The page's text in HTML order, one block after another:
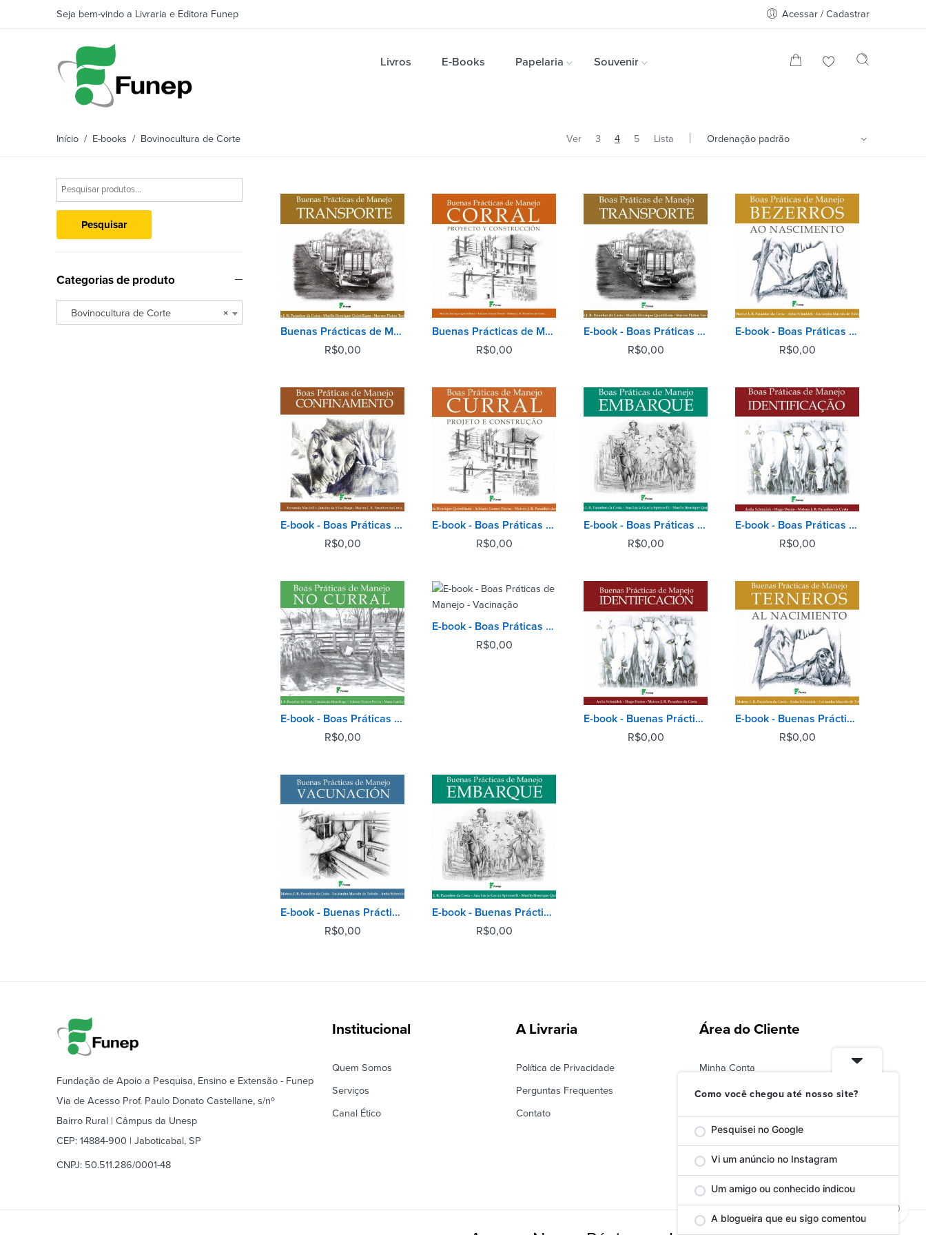
Seja bem-vindo a Livraria e Editora Funep Acessar / Cadastrar
Livros E-Books Papelaria Souvenir
Início / E-books / Bovinocultura de Corte Ver 3 4 5 Lista
Buenas Prácticas de Manejo - Transporte
R$0,00
Buenas Prácticas de Manejo Corral - Proyecto y Construccíon
R$0,00
E-book - Boas Práticas de Manejo - Transporte
R$0,00
E-book - Boas Práticas de Manejo - Bezerros ao Nascimento
R$0,00
E-book - Boas Práticas de Manejo - Confinamento
R$0,00
E-book - Boas Práticas de Manejo - Curral: Projeto e Construção
R$0,00
E-book - Boas Práticas de Manejo - Embarque
R$0,00
E-book - Boas Práticas de Manejo - Identificação
R$0,00
E-book - Boas Práticas de Manejo - No Curral
R$0,00
E-book - Boas Práticas de Manejo - Vacinação
R$0,00
E-book - Buenas Prácticas de Manejo - Identificación
R$0,00
E-book - Buenas Prácticas de Manejo - Terneros Al Nacimiento
R$0,00
E-book - Buenas Prácticas de Manejo - Vacunación
R$0,00
E-book - Buenas Prácticas de manejo Embarque
R$0,00
Pesquisar
Categorias de produto
×
Bovinocultura de Corte
Fundação de Apoio a Pesquisa, Ensino e Extensão - Funep
Via de Acesso Prof. Paulo Donato Castellane, s/nº
Bairro Rural | Câmpus da Unesp
CEP: 14884-900 | Jaboticabal, SP
CNPJ: 50.511.286/0001-48
Institucional
Quem Somos
Serviços
Canal Ético
A Livraria
Política de Privacidade
Perguntas Frequentes
Contato
Área do Cliente
Minha Conta
Status do Pedido
Troca ou Devolução
Como você chegou até nosso site?
Pesquisei no Google
Vi um anúncio no Instagram
Um amigo ou conhecido indicou
A blogueira que eu sigo comentou